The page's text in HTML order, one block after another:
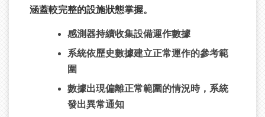
涵蓋較完整的設施狀態掌握。
感測器持續收集設備運作數據
系統依歷史數據建立正常運作的參考範
圍
數據出現偏離正常範圍的情況時，系統
發出異常通知